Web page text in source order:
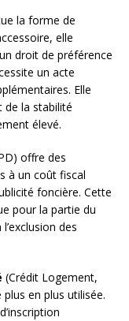
la forme de
elle
droit de préférence
un acte
Elle
de la stabilité
élevé.
offre des
à un coût fiscal
foncière. Cette
pour la partie du
des
(Crédit Logement,
en plus utilisée.